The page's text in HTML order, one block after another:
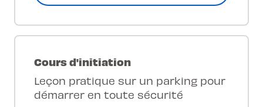
Cours d'initiation
Leçon pratique sur un parking pour
démarrer en toute sécurité